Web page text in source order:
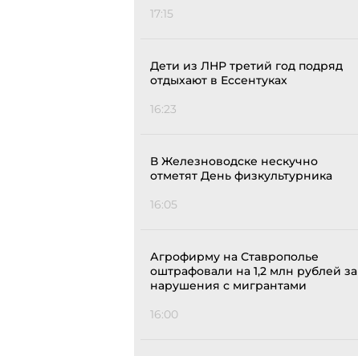
17:15
Дети из ЛНР третий год подряд
отдыхают в Ессентуках
16:23
В Железноводске нескучно
отметят День физкультурника
16:05
Агрофирму на Ставрополье
оштрафовали на 1,2 млн рублей за
нарушения с мигрантами
16:00